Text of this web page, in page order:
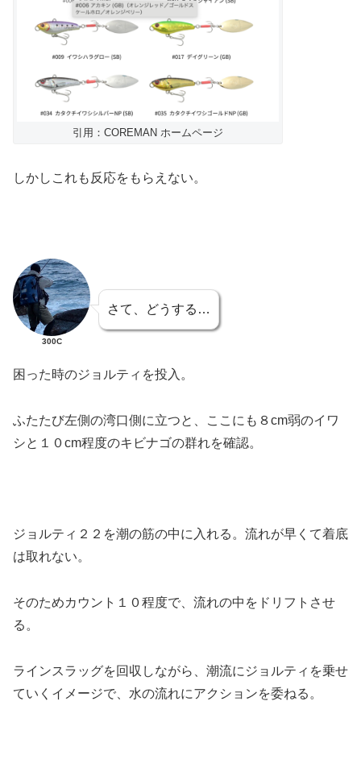
引用：COREMAN ホームページ
しかしこれも反応をもらえない。
300C
さて、どうする…
困った時のジョルティを投入。
ふたたび左側の湾口側に立つと、ここにも８cm弱のイワ
シと１０cm程度のキビナゴの群れを確認。
ジョルティ２２を潮の筋の中に入れる。流れが早くて着底
は取れない。
そのためカウント１０程度で、流れの中をドリフトさせ
る。
ラインスラッグを回収しながら、潮流にジョルティを乗せ
ていくイメージで、水の流れにアクションを委ねる。